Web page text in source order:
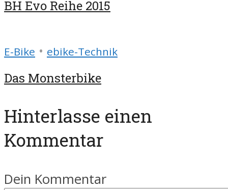
BH Evo Reihe 2015
E-Bike • ebike-Technik
Das Monsterbike
Hinterlasse einen
Kommentar
Dein Kommentar